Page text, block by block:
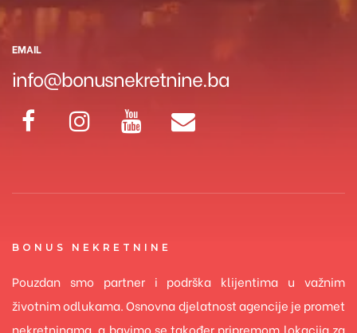
EMAIL
info@bonusnekretnine.ba
BONUS NEKRETNINE
Pouzdan smo partner i podrška klijentima u važnim
životnim odlukama. Osnovna djelatnost agencije je promet
nekretninama, a bavimo se također pripremom lokacija za